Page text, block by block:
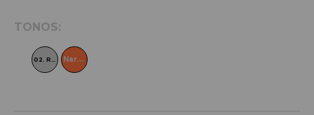
TONOS:
Naranja Brillante